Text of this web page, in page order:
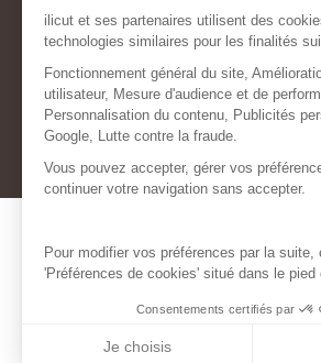
ilicut et ses partenaires utilisent des
technologies similaires pour les finalités
Fonctionnement général du site,
utilisateur, Mesure d'audience et de
Personnalisation du contenu, Publicités
Google, Lutte contre la fraude.
Vous pouvez accepter, gérer vos
continuer votre navigation sans accepter.
Pour modifier vos préférences par la suite,
'Préférences de cookies' situé dans le pied
Consentements certifiés par
Je choisis
Espace Presse
MODES DE
PAIEMENT